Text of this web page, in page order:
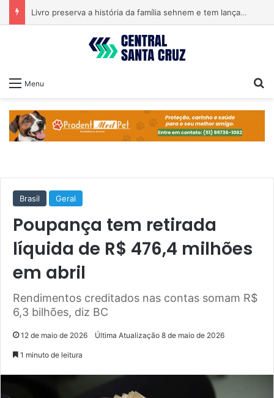
Livro preserva a história da família sehnem e tem lançamento em encontro familiar
Menu
Brasil Geral
Poupança tem retirada
líquida de R$ 476,4 milhões
em abril
Rendimentos creditados nas contas somam R$
6,3 bilhões, diz BC
12 de maio de 2026 Última Atualização 8 de maio de 2026
1 minuto de leitura